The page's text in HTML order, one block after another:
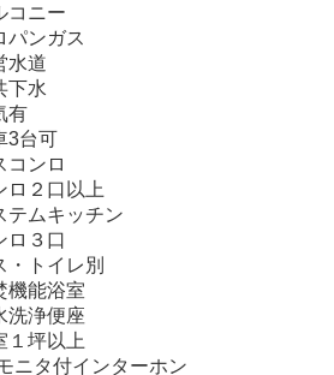
コニー
パンガス
水道
下水
有
3台可
コンロ
ロ２口以上
テムキッチン
ロ３口
・トイレ別
機能浴室
洗浄便座
１坪以上
ニタ付インターホン